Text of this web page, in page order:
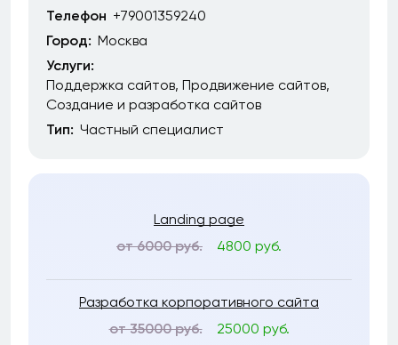
Телефон +79001359240
Город: Москва
Услуги:
Поддержка сайтов Продвижение сайтов
Создание и разработка сайтов
Тип: Частный специалист
Landing page
от 6000 руб.
4800 руб.
Разработка корпоративного сайта
от 35000 руб.
25000 руб.